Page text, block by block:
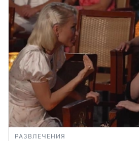
РАЗВЛЕЧЕНИЯ